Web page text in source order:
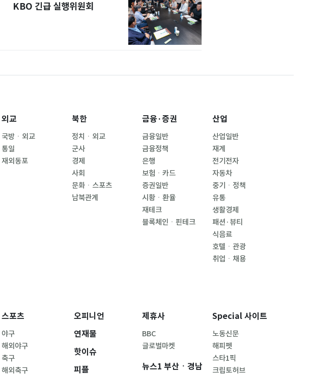
KBO 긴급 실행위원회
외교
국방ㆍ외교
통일
재외동포
북한
정치ㆍ외교
군사
경제
사회
문화ㆍ스포츠
남북관계
금융·증권
금융일반
금융정책
은행
보험ㆍ카드
증권일반
시황ㆍ환율
재테크
블록체인ㆍ핀테크
산업
산업일반
재계
전기전자
자동차
중기ㆍ정책
유통
생활경제
패션·뷰티
식음료
호텔ㆍ관광
취업ㆍ채용
스포츠
야구
해외야구
축구
해외축구
오피니언
연재물
핫이슈
피플
제휴사
BBC
글로벌마켓
뉴스1 부산ㆍ경남
Special 사이트
노동신문
해피펫
스타1픽
크립토허브